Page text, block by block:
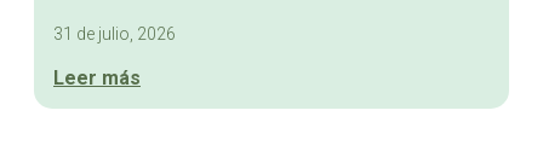
31 de julio, 2026
Leer más